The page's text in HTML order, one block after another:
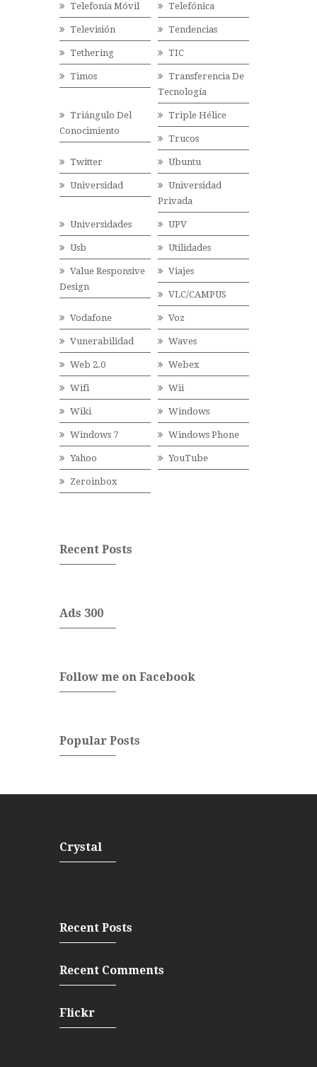
Telefonía Móvil Telefónica
Televisión Tendencias
Tethering TIC
Timos
Transferencia De
Tecnología
Triángulo Del
Conocimiento
Triple Hélice
Trucos
Twitter Ubuntu
Universidad
Universidad
Privada
Universidades UPV
Usb Utilidades
Value Responsive
Design
Viajes
VLC/CAMPUS
Vodafone Voz
Vunerabilidad Waves
Web 2.0 Webex
Wifi Wii
Wiki Windows
Windows 7 Windows Phone
Yahoo YouTube
Zeroinbox
Recent Posts
Ads 300
Follow me on Facebook
Popular Posts
Crystal
Recent Posts
Recent Comments
Flickr